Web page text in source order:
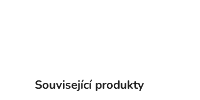
Související produkty